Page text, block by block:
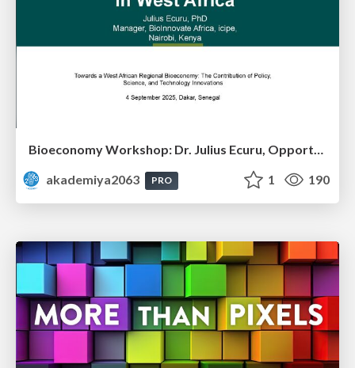
Bioeconomy Workshop: Dr. Julius Ecuru, Opportunities for a Bioeconomy in West Africa
akademiya2063
PRO 1 190